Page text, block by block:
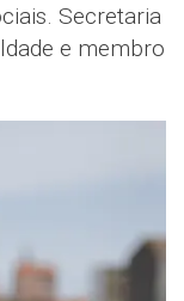
Secretaria
e membro